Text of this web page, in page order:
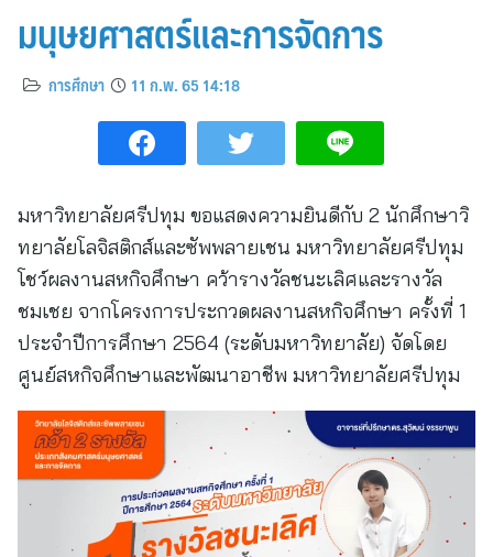
มนุษยศาสตร์และการจัดการ
การศึกษา 11 ก.พ. 65 14:18
มหาวิทยาลัยศรีปทุม ขอแสดงความยินดีกับ 2 นักศึกษาวิ
ทยาลัยโลจิสติกส์และซัพพลายเชน มหาวิทยาลัยศรีปทุม
โชว์ผลงานสหกิจศึกษา คว้ารางวัลชนะเลิศและรางวัล
ชมเชย จากโครงการประกวดผลงานสหกิจศึกษา ครั้งที่ 1
ประจำปีการศึกษา 2564 (ระดับมหาวิทยาลัย) จัดโดย
ศูนย์สหกิจศึกษาและพัฒนาอาชีพ มหาวิทยาลัยศรีปทุม